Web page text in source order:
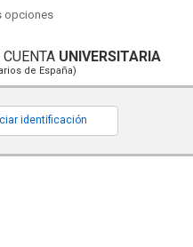
opciones
UNIVERSITARIA
de España)
identificación